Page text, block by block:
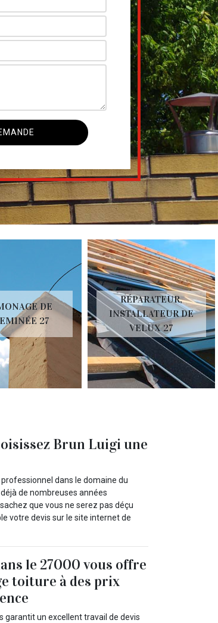
DE
27
RÉPARATEUR,
INSTALLATEUR DE
VELUX 27
Brun Luigi une
dans le domaine du
de nombreuses années
que vous ne serez pas déçu
votre devis sur le site internet de
le 27000 vous offre
toiture à des prix
garantit un excellent travail de devis